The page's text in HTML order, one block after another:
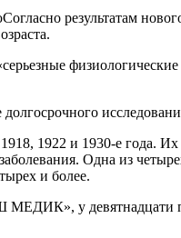
Согласно результатам
1922 и 1930-е года.
Одна из
и более.
у девятнадцати